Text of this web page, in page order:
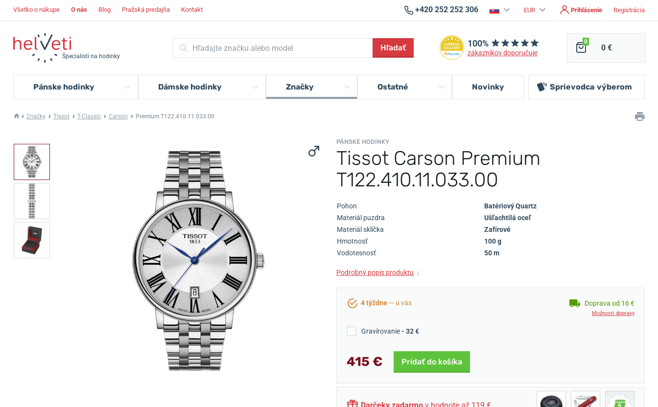
Všetko o nákupe O nás Blog Pražská predajňa Kontakt +420 252 252 306 EUR Prihlásenie Registrácia
Špecialisti na hodinky
Hľadať 100%
zákazníkov doporučuje
0
0 €
Pánske hodinky Dámske hodinky Značky Ostatné Novinky Sprievodca výberom
Značky Tissot T-Classic Carson Premium T122.410.11.033.00
PÁNSKE HODINKY
Tissot Carson Premium
T122.410.11.033.00
Pohon
Batériový Quartz
Materiál puzdra
Ušľachtilá oceľ
Materiál sklíčka
Zafírové
Hmotnosť
100 g
Vodotesnosť
50 m
Podrobný popis produktu ↓
4 týždne — u vás Doprava od 16 €
Možnosti dopravy
Gravírovanie- 32 €
415 € Pridať do košíka
Darčeky zadarmo v hodnote až 119 €